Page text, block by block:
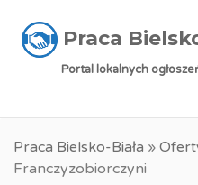
Praca
Portal lokalnych
Praca Bielsko-Biała »
Franczyzobiorczyni